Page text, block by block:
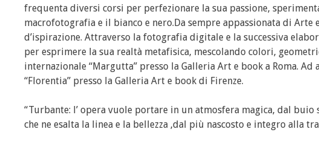
frequenta diversi corsi per perfezionare la sua passione,
macrofotografia e il bianco e nero.Da sempre appassionata di
d’ispirazione. Attraverso la fotografia digitale e la successiva
per esprimere la sua realtà metafisica, mescolando colori,
internazionale “Margutta” presso la Galleria Art e book a Roma.
“Florentia” presso la Galleria Art e book di Firenze.
“Turbante: l’ opera vuole portare in un atmosfera magica, dal
che ne esalta la linea e la bellezza ,dal più nascosto e integro alla